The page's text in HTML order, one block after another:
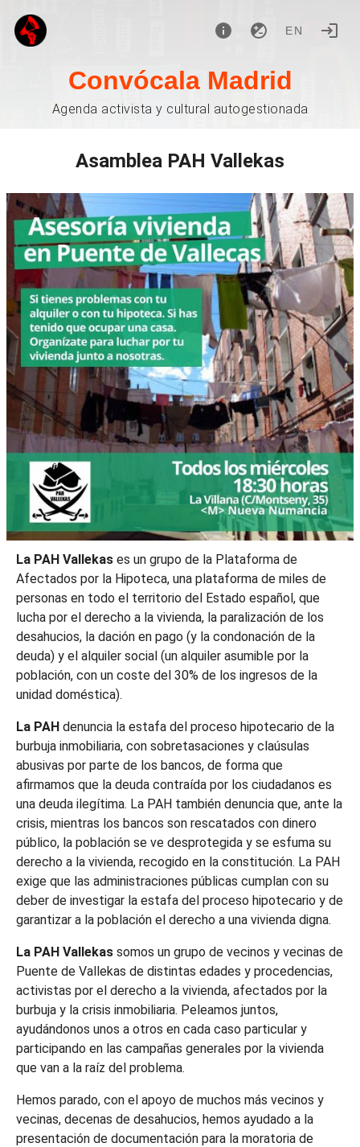
EN
Convócala Madrid
Agenda activista y cultural autogestionada
Asamblea PAH Vallekas
La PAH Vallekas es un grupo de la Plataforma de
Afectados por la Hipoteca, una plataforma de miles de
personas en todo el territorio del Estado español, que
lucha por el derecho a la vivienda, la paralización de los
desahucios, la dación en pago (y la condonación de la
deuda) y el alquiler social (un alquiler asumible por la
población, con un coste del 30% de los ingresos de la
unidad doméstica).
La PAH denuncia la estafa del proceso hipotecario de la
burbuja inmobiliaria, con sobretasaciones y claúsulas
abusivas por parte de los bancos, de forma que
afirmamos que la deuda contraída por los ciudadanos es
una deuda ilegítima. La PAH también denuncia que, ante la
crisis, mientras los bancos son rescatados con dinero
público, la población se ve desprotegida y se esfuma su
derecho a la vivienda, recogido en la constitución. La PAH
exige que las administraciones públicas cumplan con su
deber de investigar la estafa del proceso hipotecario y de
garantizar a la población el derecho a una vivienda digna.
La PAH Vallekas somos un grupo de vecinos y vecinas de
Puente de Vallekas de distintas edades y procedencias,
activistas por el derecho a la vivienda, afectados por la
burbuja y la crisis inmobiliaria. Peleamos juntos,
ayudándonos unos a otros en cada caso particular y
participando en las campañas generales por la vivienda
que van a la raíz del problema.
Hemos parado, con el apoyo de muchos más vecinos y
vecinas, decenas de desahucios, hemos ayudado a la
presentación de documentación para la moratoria de